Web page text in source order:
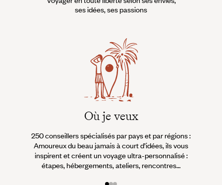
ses idées, ses passions
Où je veux
250 conseillers spécialisés par pays et par régions :
Amoureux du beau jamais à court d’idées, ils vous
inspirent et créent un voyage ultra-personnalisé :
étapes, hébergements, ateliers, rencontres…